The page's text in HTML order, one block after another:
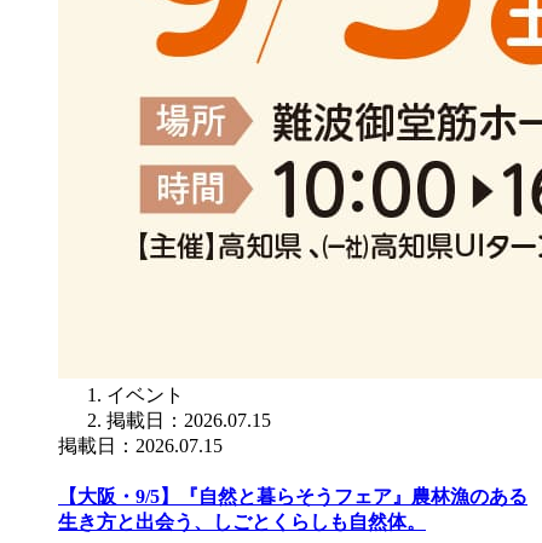
イベント
掲載日：2026.07.15
掲載日：2026.07.15
【大阪・9/5】『自然と暮らそうフェア』農林漁のある
生き方と出会う、しごとくらしも自然体。